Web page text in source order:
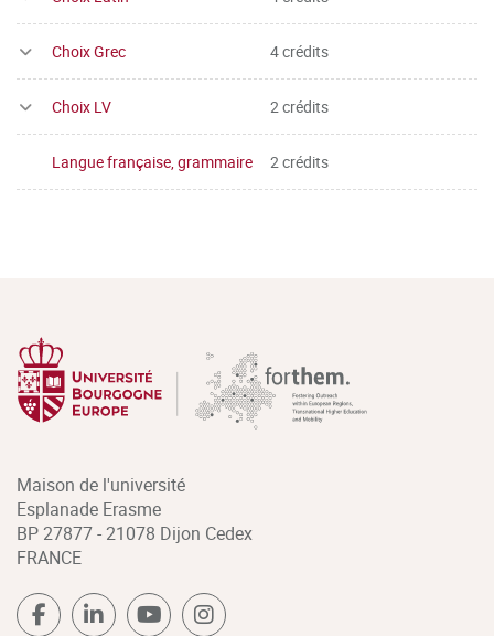
Choix Grec 4 crédits
Choix LV 2 crédits
Langue française, grammaire 2 crédits
Maison de l'université
Esplanade Erasme
BP 27877 - 21078 Dijon Cedex
FRANCE